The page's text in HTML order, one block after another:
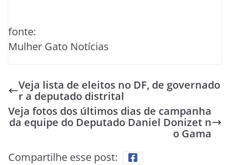
fonte:
Mulher Gato Notícias
Veja lista de eleitos no DF, de governado
r a deputado distrital
Veja fotos dos últimos dias de campanha
da equipe do Deputado Daniel Donizet n
o Gama
Compartilhe esse post: